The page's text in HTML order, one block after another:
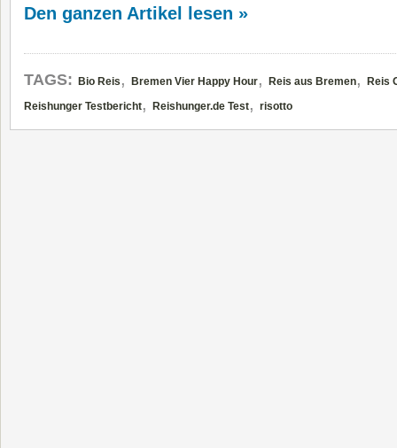
Den ganzen Artikel lesen »
TAGS: Bio Reis , Bremen Vier Happy Hour, Reis aus Bremen,
Reis
Reishunger Testbericht, Reishunger.de Test, risotto